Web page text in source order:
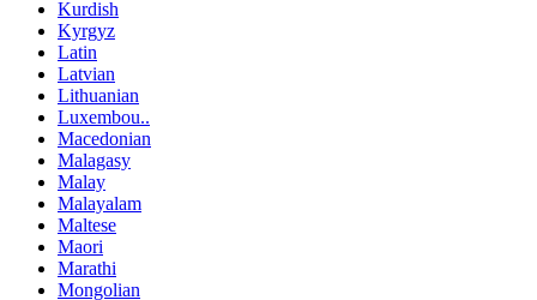
Kurdish
Kyrgyz
Latin
Latvian
Lithuanian
Luxembou..
Macedonian
Malagasy
Malay
Malayalam
Maltese
Maori
Marathi
Mongolian